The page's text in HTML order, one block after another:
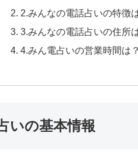
2.みんなの電話占いの特徴
3.みんなの電話占いの住所
4.みん電占いの営業時間は？
いの基本情報